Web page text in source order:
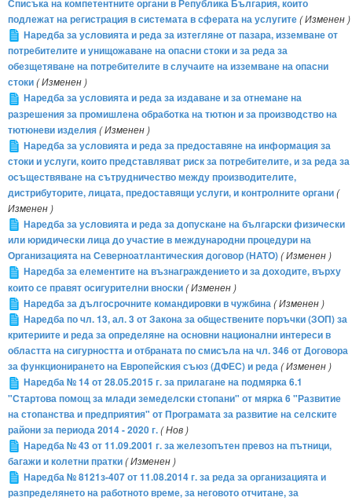
Списъка на компетентните органи в Република България, които
подлежат на регистрация в системата в сферата на услугите( Изменен )
Наредба за условията и реда за изтегляне от пазара, изземване от
потребителите и унищожаване на опасни стоки и за реда за
обезщетяване на потребителите в случаите на изземване на опасни
стоки( Изменен )
Наредба за условията и реда за издаване и за отнемане на
разрешения за промишлена обработка на тютюн и за производство на
тютюневи изделия( Изменен )
Наредба за условията и реда за предоставяне на информация за
стоки и услуги, които представляват риск за потребителите, и за реда за
осъществяване на сътрудничество между производителите,
дистрибуторите, лицата, предоставящи услуги, и контролните органи(
Изменен )
Наредба за условията и реда за допускане на български физически
или юридически лица до участие в международни процедури на
Организацията на Северноатлантическия договор (НАТО)( Изменен )
Наредба за елементите на възнаграждението и за доходите, върху
които се правят осигурителни вноски( Изменен )
Наредба за дългосрочните командировки в чужбина( Изменен )
Наредба по чл. 13, ал. 3 от Закона за обществените поръчки (ЗОП) за
критериите и реда за определяне на основни национални интереси в
областта на сигурността и отбраната по смисъла на чл. 346 от Договора
за функционирането на Европейския съюз (ДФЕС) и реда( Изменен )
Наредба № 14 от 28.05.2015 г. за прилагане на подмярка 6.1
"Стартова помощ за млади земеделски стопани" от мярка 6 "Развитие
на стопанства и предприятия" от Програмата за развитие на селските
райони за периода 2014 - 2020 г.( Нов )
Наредба № 43 от 11.09.2001 г. за железопътен превоз на пътници,
багажи и колетни пратки( Изменен )
Наредба № 8121з-407 от 11.08.2014 г. за реда за организацията и
разпределянето на работното време, за неговото отчитане, за